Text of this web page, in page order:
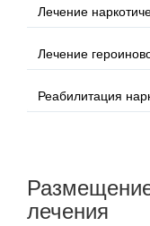
Лечение
Лечение
Реабилитация
лечения